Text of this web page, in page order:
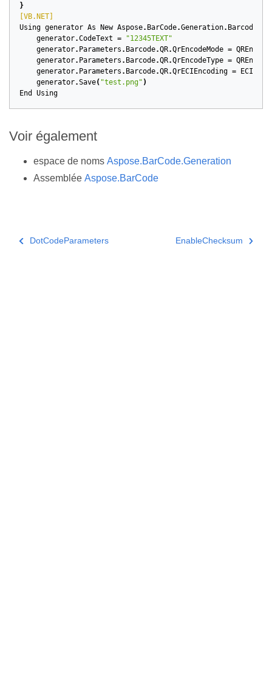
}
[VB.NET]
Using generator As New Aspose. BarCode.Generation.
generator.CodeText =
"12345TEXT"
generator. Parameters . Barcode.QR.QrEncodeMode =
generator. Parameters . Barcode.QR.QrEncodeType =
generator. Parameters . Barcode.QR.QrECIEncoding =
generator.Save( "test.png" )
End
Using
Voir également
espace de noms Aspose.BarCode.Generation
Assemblée Aspose.BarCode
DotCodeParameters EnableChecksum